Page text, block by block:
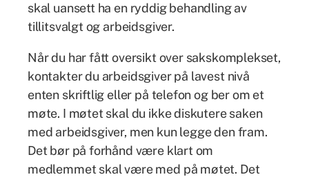
skal uansett ha en ryddig behandling av
tillitsvalgt og arbeidsgiver.
Når du har fått oversikt over sakskomplekset,
kontakter du arbeidsgiver på lavest nivå
enten skriftlig eller på telefon og ber om et
møte. I møtet skal du ikke diskutere saken
med arbeidsgiver, men kun legge den fram.
Det bør på forhånd være klart om
medlemmet skal være med på møtet. Det